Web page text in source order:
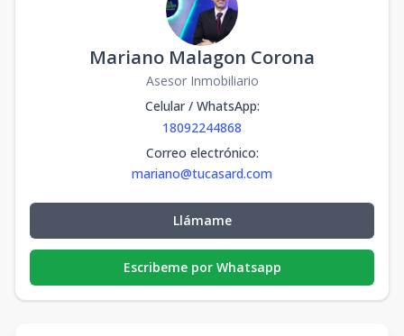
Mariano Malagon Corona
Asesor Inmobiliario
Celular / WhatsApp:
18092244868
Correo electrónico:
mariano@tucasard.com
Llámame
Escribeme por Whatsapp